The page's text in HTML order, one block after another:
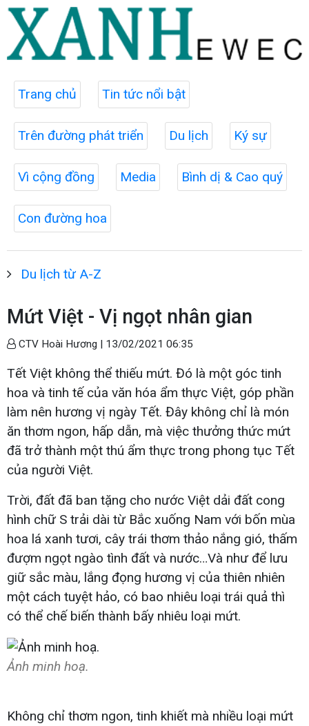
Trang chủ Tin tức nổi bật
Trên đường phát triển Du lịch Ký sự
Vì cộng đồng Media Bình dị & Cao quý
Con đường hoa
Du lịch từ A-Z
Mứt Việt - Vị ngọt nhân gian
CTV Hoài Hương | 13/02/2021 06:35
Tết Việt không thể thiếu mứt. Đó là một góc tinh
hoa và tinh tế của văn hóa ẩm thực Việt, góp phần
làm nên hương vị ngày Tết. Đây không chỉ là món
ăn thơm ngon, hấp dẫn, mà việc thưởng thức mứt
đã trở thành một thú ẩm thực trong phong tục Tết
của người Việt.
Trời, đất đã ban tặng cho nước Việt dải đất cong
hình chữ S trải dài từ Bắc xuống Nam với bốn mùa
hoa lá xanh tươi, cây trái thơm thảo nắng gió, thấm
đượm ngọt ngào tình đất và nước…Và như để lưu
giữ sắc màu, lắng đọng hương vị của thiên nhiên
một cách tuyệt hảo, có bao nhiêu loại trái quả thì
có thể chế biến thành bấy nhiêu loại mứt.
Ảnh minh hoạ.
Không chỉ thơm ngon, tinh khiết mà nhiều loại mứt